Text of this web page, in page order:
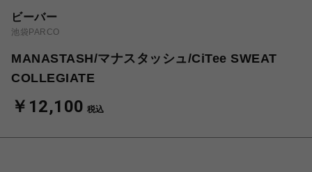
ビーバー
池袋PARCO
MANASTASH/マナスタッシュ/CiTee SWEAT
COLLEGIATE
￥12,100 税込